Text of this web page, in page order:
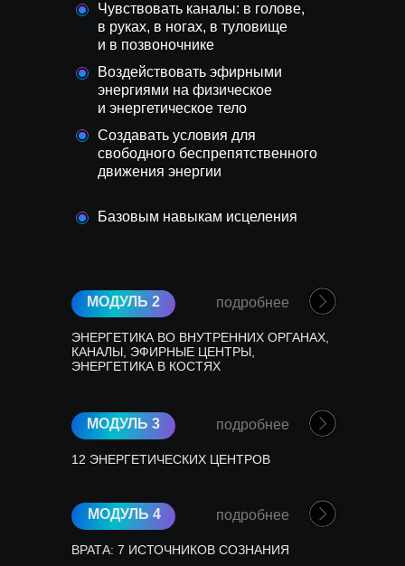
Базовым навыкам исцеления
Создавать условия для
свободного беспрепятственного
движения энергии
Воздействовать эфирными
энергиями на физическое
и энергетическое тело
Чувствовать каналы: в голове,
в руках, в ногах, в туловище
и в позвоночнике
ЭНЕРГЕТИКА ВО ВНУТРЕННИХ ОРГАНАХ,
КАНАЛЫ, ЭФИРНЫЕ ЦЕНТРЫ,
ЭНЕРГЕТИКА В КОСТЯХ
МОДУЛЬ 2 подробнее
12 ЭНЕРГЕТИЧЕСКИХ ЦЕНТРОВ
МОДУЛЬ 3 подробнее
ВРАТА: 7 ИСТОЧНИКОВ СОЗНАНИЯ
МОДУЛЬ 4 подробнее